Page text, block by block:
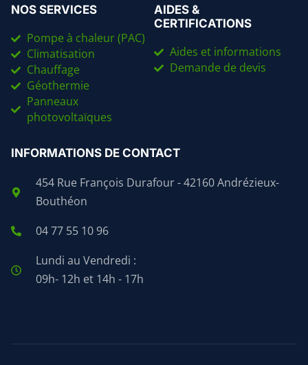
NOS SERVICES
Pompe à chaleur (PAC)
Climatisation
Chauffage
Géothermie
Panneaux
photovoltaïques
AIDES &
CERTIFICATIONS
Aides et informations
Demande de devis
INFORMATIONS DE CONTACT
454 Rue François Durafour - 42160 Andrézieux-
Bouthéon
04 77 55 10 96
Lundi au Vendredi :
09h- 12h et 14h - 17h